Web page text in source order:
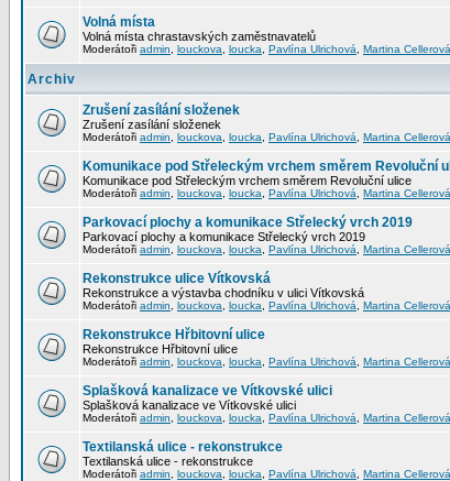
Volná místa
Volná místa chrastavských zaměstnavatelů
Moderátoři admin louckova loucka Pavlína Ulrichová Martina Cellerová
Archiv
Zrušení zasílání složenek
Zrušení zasílání složenek
Moderátoři admin louckova loucka Pavlína Ulrichová Martina Cellerová
Komunikace pod Střeleckým vrchem směrem Revoluční
Komunikace pod Střeleckým vrchem směrem Revoluční ulice
Moderátoři admin louckova loucka Pavlína Ulrichová Martina Cellerová
Parkovací plochy a komunikace Střelecký vrch 2019
Parkovací plochy a komunikace Střelecký vrch 2019
Moderátoři admin louckova loucka Pavlína Ulrichová Martina Cellerová
Rekonstrukce ulice Vítkovská
Rekonstrukce a výstavba chodníku v ulici Vítkovská
Moderátoři admin louckova loucka Pavlína Ulrichová Martina Cellerová
Rekonstrukce Hřbitovní ulice
Rekonstrukce Hřbitovní ulice
Moderátoři admin louckova loucka Pavlína Ulrichová Martina Cellerová
Splašková kanalizace ve Vítkovské ulici
Splašková kanalizace ve Vítkovské ulici
Moderátoři admin louckova loucka Pavlína Ulrichová Martina Cellerová
Textilanská ulice - rekonstrukce
Textilanská ulice - rekonstrukce
Moderátoři admin louckova loucka Pavlína Ulrichová Martina Cellerová